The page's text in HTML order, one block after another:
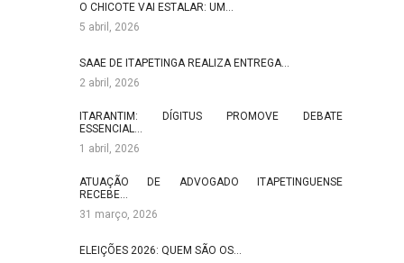
O CHICOTE VAI ESTALAR: UM…
5 abril, 2026
SAAE DE ITAPETINGA REALIZA ENTREGA…
2 abril, 2026
ITARANTIM: DÍGITUS PROMOVE DEBATE
ESSENCIAL…
1 abril, 2026
ATUAÇÃO DE ADVOGADO ITAPETINGUENSE
RECEBE…
31 março, 2026
ELEIÇÕES 2026: QUEM SÃO OS…